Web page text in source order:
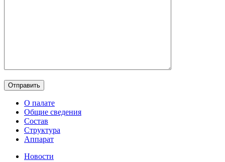
О палате
Общие сведения
Состав
Структура
Аппарат
Новости